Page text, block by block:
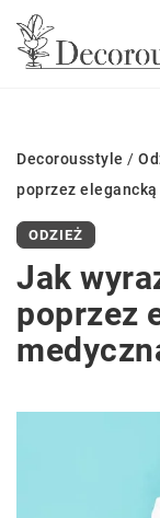
Decorousstyle /
poprzez
ODZIEŻ
Jak
poprzez